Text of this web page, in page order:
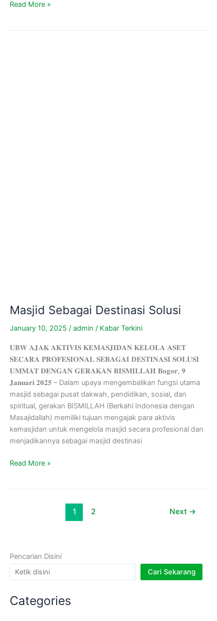
Read More »
Masjid Sebagai Destinasi Solusi
January 10, 2025 / admin / Kabar Terkini
𝐔𝐁𝐖 𝐀𝐉𝐀𝐊 𝐀𝐊𝐓𝐈𝐕𝐈𝐒 𝐊𝐄𝐌𝐀𝐒𝐉𝐈𝐃𝐀𝐍 𝐊𝐄𝐋𝐎𝐋𝐀 𝐀𝐒𝐄𝐓
𝐒𝐄𝐂𝐀𝐑𝐀 𝐏𝐑𝐎𝐅𝐄𝐒𝐈𝐎𝐍𝐀𝐋 𝐒𝐄𝐁𝐀𝐆𝐀𝐈 𝐃𝐄𝐒𝐓𝐈𝐍𝐀𝐒𝐈 𝐒𝐎𝐋𝐔𝐒𝐈
𝐔𝐌𝐌𝐀𝐓 𝐃𝐄𝐍𝐆𝐀𝐍 𝐆𝐄𝐑𝐀𝐊𝐀𝐍 𝐁𝐈𝐒𝐌𝐈𝐋𝐋𝐀𝐇 𝐁𝐨𝐠𝐨𝐫, 𝟗
𝐉𝐚𝐧𝐮𝐚𝐫𝐢 𝟐𝟎𝟐𝟓 – Dalam upaya mengembalikan fungsi utama
masjid sebagai pusat dakwah, pendidikan, sosial, dan
spiritual, gerakan BISMILLAH (Berkahi Indonesia dengan
Masajidallah) memiliki tujuan mengajak para aktivis
kemasjidan untuk mengelola masjid secara profesional dan
menjadikannya sebagai masjid destinasi
Read More »
1 2 Next →
Pencarian Disini
Cari Sekarang
Categories